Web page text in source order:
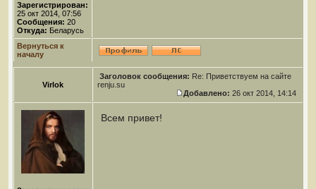
Зарегистрирован:
25 окт 2014, 07:56
Сообщения: 20
Откуда: Беларусь
Вернуться к
началу
Virlok
Заголовок сообщения: Re: Приветствуем на сайте
renju.su
Добавлено: 26 окт 2014, 14:14
Всем привет!